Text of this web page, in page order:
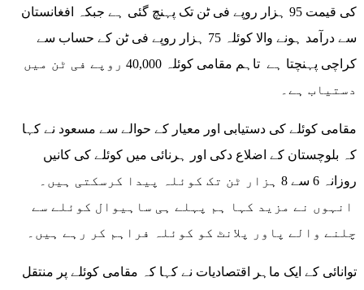
کی قیمت 95 ہزار روپے فی ٹن تک پہنچ گئی ہے جبکہ افغانستان
سے درآمد ہونے والا کوئلہ 75 ہزار روپے فی ٹن کے حساب سے
کراچی پہنچتا ہے تاہم مقامی کوئلہ 40,000 روپے فی ٹن میں
دستیاب ہے۔
مقامی کوئلے کی دستیابی اور معیار کے حوالے سے مسعود نے کہا
کہ بلوچستان کے اضلاع دکی اور ہرنائی میں کوئلے کی کانیں
روزانہ 6 سے 8 ہزار ٹن تک کوئلہ پیدا کرسکتی ہیں۔
انہوں نے مزید کہا ہم پہلے ہی ساہیوال کوئلے سے
چلنے والے پاور پلانٹ کو کوئلہ فراہم کر رہے ہیں۔
توانائی کے ایک ماہر اقتصادیات نے کہا کہ مقامی کوئلے پر منتقل